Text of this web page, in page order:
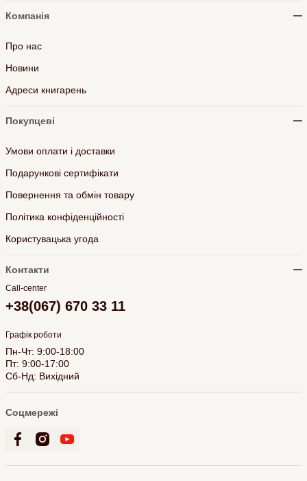
Компанія
Про нас
Новини
Адреси книгарень
Покупцеві
Умови оплати і доставки
Подарункові сертифікати
Повернення та обмін товару
Політика конфіденційності
Користувацька угода
Контакти
Call-center
+38(067) 670 33 11
Графік роботи
Пн-Чт: 9:00-18:00
Пт: 9:00-17:00
Сб-Нд: Вихідний
Соцмережі